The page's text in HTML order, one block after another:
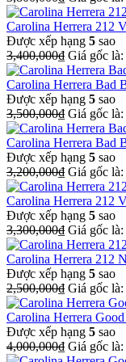
Carolina Herrera 212
Được xếp hạng 5 sao
3,400,000₫ Giá gốc
Carolina Herrera Bad
Được xếp hạng 5 sao
3,500,000₫ Giá gốc
Carolina Herrera Bad
Được xếp hạng 5 sao
3,200,000₫ Giá gốc
Carolina Herrera 212
Được xếp hạng 5 sao
3,300,000₫ Giá gốc
Carolina Herrera 212
Được xếp hạng 5 sao
2,500,000₫ Giá gốc
Carolina Herrera
Được xếp hạng 5 sao
4,000,000₫ Giá gốc